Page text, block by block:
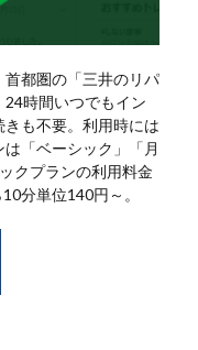
都圏の「三井のリパ
時間いつでもイン
も不要。利用時には
「ベーシック」「月
クプランの利用料金
分単位140円～。